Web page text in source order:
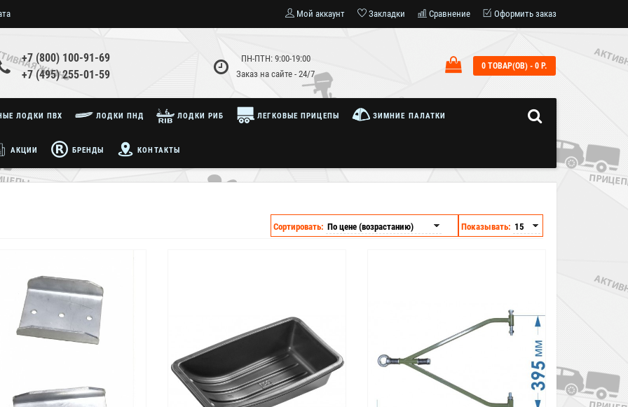
Мой аккаунт Закладки Сравнение Оформить заказ
+7 (800) 100-91-69
+7 (495) 255-01-59
ПН-ПТН: 9:00-19:00
Заказ на сайте - 24/7
0 ТОВАР(ОВ) - 0 Р.
ЛОДКИ ПВХ ЛОДКИ ПНД ЛОДКИ РИБ ЛЕГКОВЫЕ ПРИЦЕПЫ ЗИМНИЕ ПАЛАТКИ
АКЦИИ БРЕНДЫ КОНТАКТЫ
Показывать:
Сортировать: